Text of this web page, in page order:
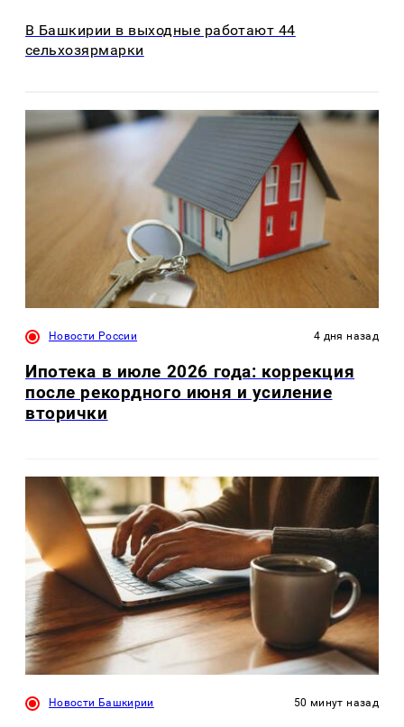
В Башкирии в выходные работают 44
сельхозярмарки
Новости России 4 дня назад
Ипотека в июле 2026 года: коррекция
после рекордного июня и усиление
вторички
Новости Башкирии 50 минут назад